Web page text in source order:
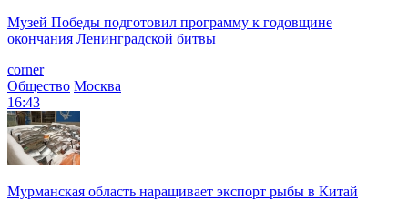
Музей Победы подготовил программу к годовщине
окончания Ленинградской битвы
corner
Общество Москва
16:43
Мурманская область наращивает экспорт рыбы в Китай